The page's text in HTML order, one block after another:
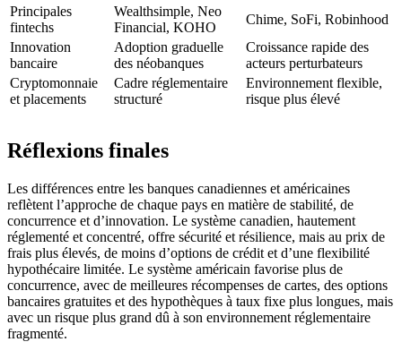
Principales
fintechs
Wealthsimple, Neo
Financial, KOHO
Chime, SoFi, Robinhood
Innovation
bancaire
Adoption graduelle
des néobanques
Croissance rapide des
acteurs perturbateurs
Cryptomonnaie
et placements
Cadre réglementaire
structuré
Environnement flexible,
risque plus élevé
Réflexions finales
Les différences entre les banques canadiennes et américaines
reflètent l’approche de chaque pays en matière de stabilité, de
concurrence et d’innovation. Le système canadien, hautement
réglementé et concentré, offre sécurité et résilience, mais au prix de
frais plus élevés, de moins d’options de crédit et d’une flexibilité
hypothécaire limitée. Le système américain favorise plus de
concurrence, avec de meilleures récompenses de cartes, des options
bancaires gratuites et des hypothèques à taux fixe plus longues, mais
avec un risque plus grand dû à son environnement réglementaire
fragmenté.